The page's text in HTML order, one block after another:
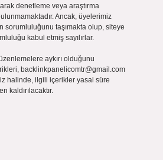
denetleme veya araştırma
Ancak, üyelerimiz
sorumluluğunu taşımakta olup, siteye
kabul etmiş sayılırlar.
aykırı olduğunu
backlinkpanelicomtr@gmail.com
halinde, ilgili içerikler yasal süre
kaldırılacaktır.